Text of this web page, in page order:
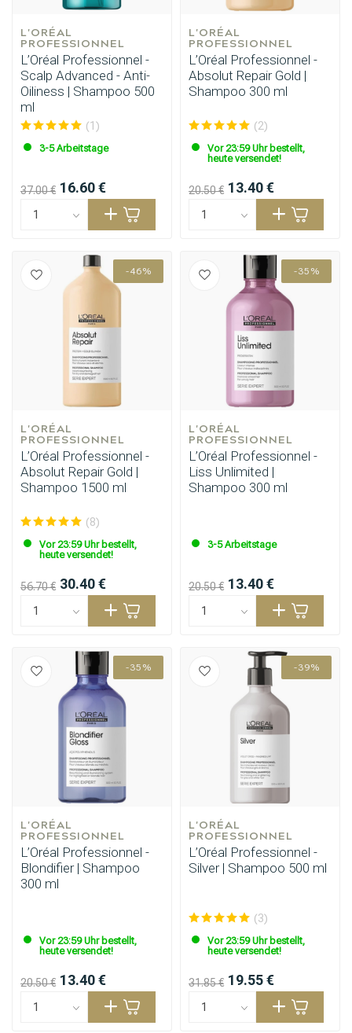
L'ORÉAL
PROFESSIONNEL
L’Oréal Professionnel -
Scalp Advanced - Anti-
Oiliness | Shampoo 500
ml
(1)
3-5 Arbeitstage
37.00 € 16.60 €
L'ORÉAL
PROFESSIONNEL
L’Oréal Professionnel -
Absolut Repair Gold |
Shampoo 300 ml
(2)
Vor 23:59 Uhr bestellt,
heute versendet!
20.50 € 13.40 €
-46%
L'ORÉAL
PROFESSIONNEL
L’Oréal Professionnel -
Absolut Repair Gold |
Shampoo 1500 ml
(8)
Vor 23:59 Uhr bestellt,
heute versendet!
56.70 € 30.40 €
-35%
L'ORÉAL
PROFESSIONNEL
L’Oréal Professionnel -
Liss Unlimited |
Shampoo 300 ml
3-5 Arbeitstage
20.50 € 13.40 €
-35%
L'ORÉAL
PROFESSIONNEL
L’Oréal Professionnel -
Blondifier | Shampoo
300 ml
Vor 23:59 Uhr bestellt,
heute versendet!
20.50 € 13.40 €
-39%
L'ORÉAL
PROFESSIONNEL
L’Oréal Professionnel -
Silver | Shampoo 500 ml
(3)
Vor 23:59 Uhr bestellt,
heute versendet!
31.85 € 19.55 €